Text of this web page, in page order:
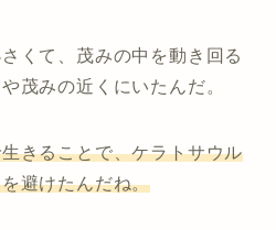
くて、茂みの中を動き回る
茂みの近くにいたんだ。
きることで、ケラトサウル
避けたんだね。